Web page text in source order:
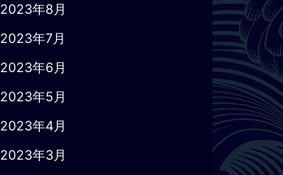
2023年8月
2023年7月
2023年6月
2023年5月
2023年4月
2023年3月